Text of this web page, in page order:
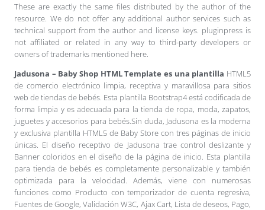
These are exactly the same files distributed by the author of the
resource. We do not offer any additional author services such as
technical support from the author and license keys. pluginpress is
not affiliated or related in any way to third-party developers or
owners of trademarks mentioned here.
Jadusona – Baby Shop HTML Template es una plantilla HTML5
de comercio electrónico limpia, receptiva y maravillosa para sitios
web de tiendas de bebés. Esta plantilla Bootstrap4 está codificada de
forma limpia y es adecuada para la tienda de ropa, moda, zapatos,
juguetes y accesorios para bebés.Sin duda, Jadusona es la moderna
y exclusiva plantilla HTML5 de Baby Store con tres páginas de inicio
únicas. El diseño receptivo de Jadusona trae control deslizante y
Banner coloridos en el diseño de la página de inicio. Esta plantilla
para tienda de bebés es completamente personalizable y también
optimizada para la velocidad. Además, viene con numerosas
funciones como Producto con temporizador de cuenta regresiva,
Fuentes de Google, Validación W3C, Ajax Cart, Lista de deseos, Pago,